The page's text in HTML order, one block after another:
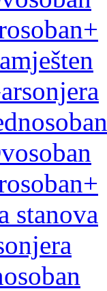
stanova